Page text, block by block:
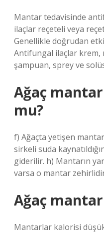
Mantar tedavisinde
ilaçlar reçeteli veya
Genellikle doğrudan
Antifungal ilaçlar krem,
şampuan, sprey ve
Ağaç
mu?
f) Ağaçta yetişen
sirkeli suda
giderilir. h) Mantarın
varsa o mantar
Ağaç
Mantarlar kalorisi